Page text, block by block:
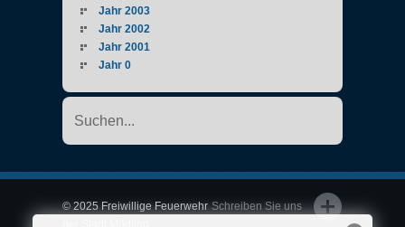
Jahr 2003
Jahr 2002
Jahr 2001
Jahr 0
Schreiben Sie uns
© 2025 Freiwillige Feuerwehr